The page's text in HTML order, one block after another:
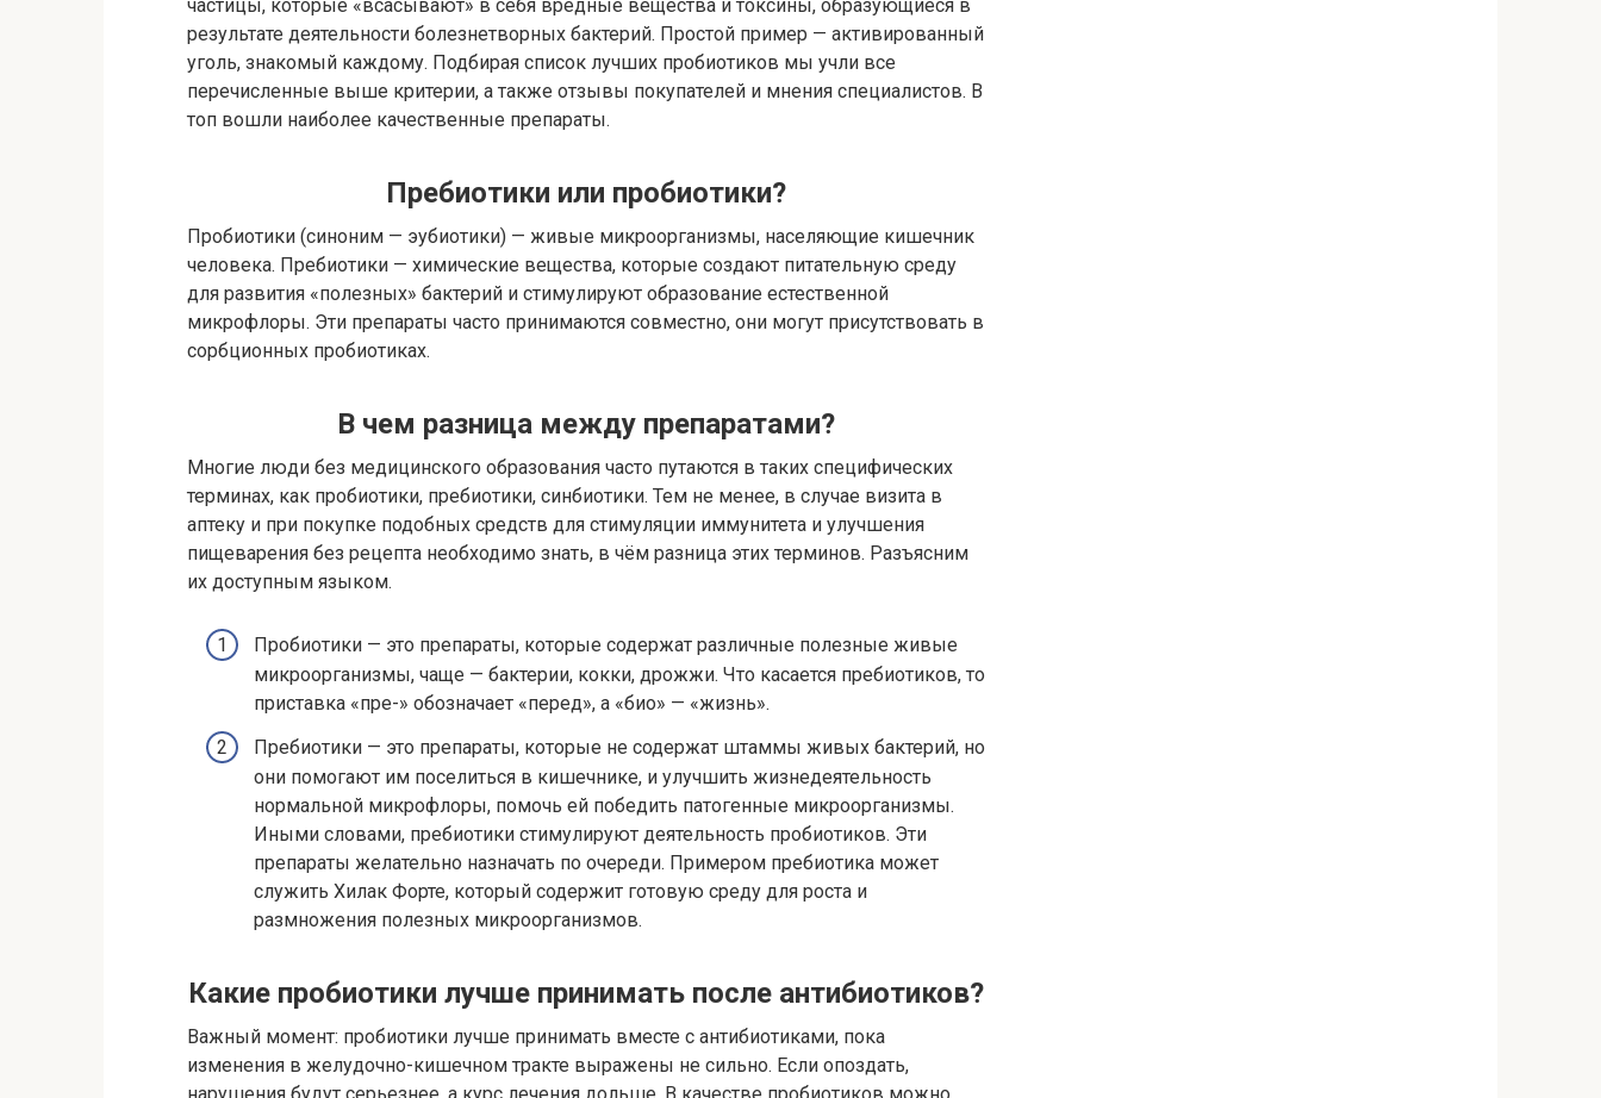
частицы, которые «всасывают» в себя вредные вещества и токсины, образующиеся в
результате деятельности болезнетворных бактерий. Простой пример — активированный
уголь, знакомый каждому. Подбирая список лучших пробиотиков мы учли все
перечисленные выше критерии, а также отзывы покупателей и мнения специалистов. В
топ вошли наиболее качественные препараты.
Пребиотики или пробиотики?
Пробиотики (синоним — эубиотики) — живые микроорганизмы, населяющие кишечник
человека. Пребиотики — химические вещества, которые создают питательную среду
для развития «полезных» бактерий и стимулируют образование естественной
микрофлоры. Эти препараты часто принимаются совместно, они могут присутствовать в
сорбционных пробиотиках.
В чем разница между препаратами?
Многие люди без медицинского образования часто путаются в таких специфических
терминах, как пробиотики, пребиотики, синбиотики. Тем не менее, в случае визита в
аптеку и при покупке подобных средств для стимуляции иммунитета и улучшения
пищеварения без рецепта необходимо знать, в чём разница этих терминов. Разъясним
их доступным языком.
Пробиотики — это препараты, которые содержат различные полезные живые
микроорганизмы, чаще — бактерии, кокки, дрожжи. Что касается пребиотиков, то
приставка «пре-» обозначает «перед», а «био» — «жизнь».
Пребиотики — это препараты, которые не содержат штаммы живых бактерий, но
они помогают им поселиться в кишечнике, и улучшить жизнедеятельность
нормальной микрофлоры, помочь ей победить патогенные микроорганизмы.
Иными словами, пребиотики стимулируют деятельность пробиотиков. Эти
препараты желательно назначать по очереди. Примером пребиотика может
служить Хилак Форте, который содержит готовую среду для роста и
размножения полезных микроорганизмов.
Какие пробиотики лучше принимать после антибиотиков?
Важный момент: пробиотики лучше принимать вместе с антибиотиками, пока
изменения в желудочно-кишечном тракте выражены не сильно. Если опоздать,